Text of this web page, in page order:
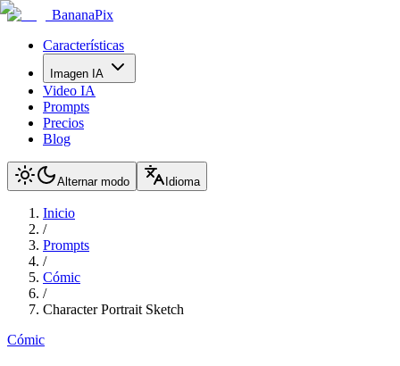
BananaPix
Características
Imagen IA
Video IA
Prompts
Precios
Blog
Alternar modo Idioma
Inicio
/
Prompts
/
Cómic
/
Character Portrait Sketch
Cómic